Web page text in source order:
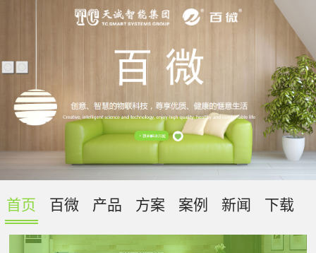
首页 百微 产品 方案 案例 新闻 下载